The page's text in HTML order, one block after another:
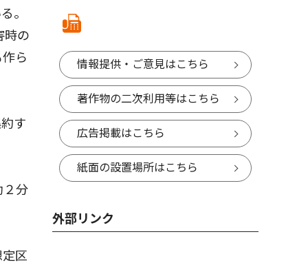
。
時の
ら
す
２分
区
情報提供・ご意見はこちら
著作物の二次利用等はこちら
広告掲載はこちら
紙面の設置場所はこちら
外部リンク